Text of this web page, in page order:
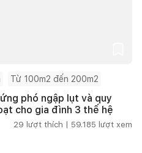
Từ 100m2 đến 200m2
phó ngập lụt và quy
cho gia đình 3 thế hệ
29 lượt thích | 59.185 lượt xem